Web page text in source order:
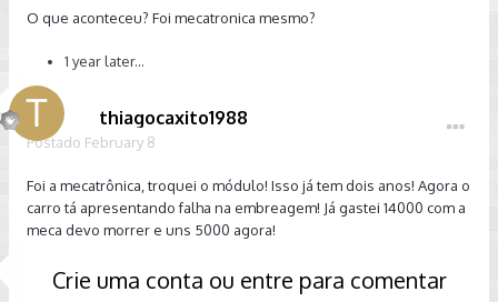
O que aconteceu? Foi mecatronica mesmo?
1 year later...
thiagocaxito1988
Postado February 8
Foi a mecatrônica, troquei o módulo! Isso já tem dois anos! Agora o
carro tá apresentando falha na embreagem! Já gastei 14000 com a
meca devo morrer e uns 5000 agora!
Crie uma conta ou entre para comentar